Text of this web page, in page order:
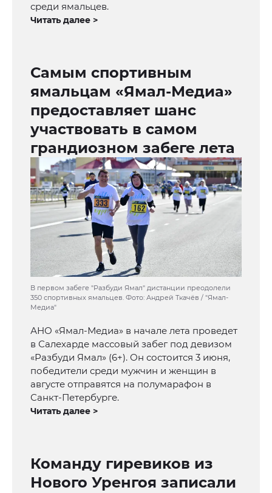
среди ямальцев.
Читать далее >
Самым спортивным
ямальцам «Ямал-Медиа»
предоставляет шанс
участвовать в самом
грандиозном забеге лета
В первом забеге "Разбуди Ямал" дистанции преодолели
350 спортивных ямальцев. Фото: Андрей Ткачёв / "Ямал-
Медиа"
АНО «Ямал-Медиа» в начале лета проведет
в Салехарде массовый забег под девизом
«Разбуди Ямал» (6+). Он состоится 3 июня,
победители среди мужчин и женщин в
августе отправятся на полумарафон в
Санкт-Петербурге.
Читать далее >
Команду гиревиков из
Нового Уренгоя записали